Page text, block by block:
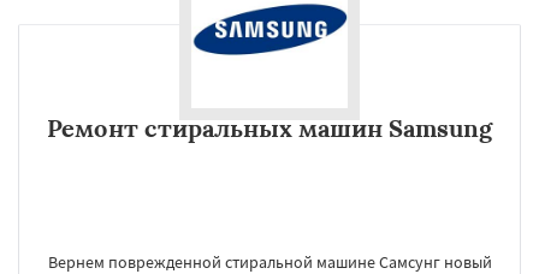
Ремонт стиральных машин Samsung
Вернем поврежденной стиральной машине Самсунг новый